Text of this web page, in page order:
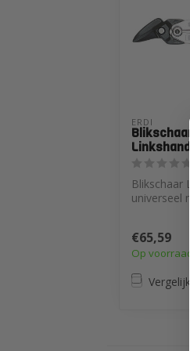
ERDI
Blikschaar
universeel
€65,59
Op voorraad
Vergelijk